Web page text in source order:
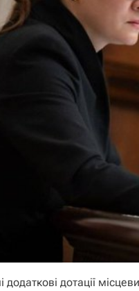
дотації